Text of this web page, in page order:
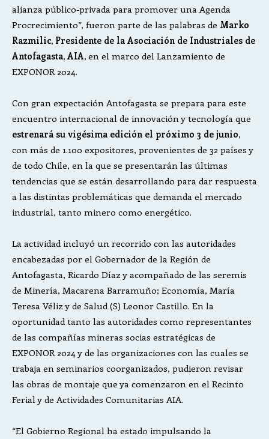
alianza público-privada para promover una Agenda
Procrecimiento”, fueron parte de las palabras de Marko
Razmilic, Presidente de la Asociación de Industriales de
Antofagasta, AIA, en el marco del Lanzamiento de
EXPONOR 2024.
Con gran expectación Antofagasta se prepara para este
encuentro internacional de innovación y tecnología que
estrenará su vigésima edición el próximo 3 de junio,
con más de 1.100 expositores, provenientes de 32 países y
de todo Chile, en la que se presentarán las últimas
tendencias que se están desarrollando para dar respuesta
a las distintas problemáticas que demanda el mercado
industrial, tanto minero como energético.
La actividad incluyó un recorrido con las autoridades
encabezadas por el Gobernador de la Región de
Antofagasta, Ricardo Díaz y acompañado de las seremis
de Minería, Macarena Barramuño; Economía, María
Teresa Véliz y de Salud (S) Leonor Castillo. En la
oportunidad tanto las autoridades como representantes
de las compañías mineras socias estratégicas de
EXPONOR 2024 y de las organizaciones con las cuales se
trabaja en seminarios coorganizados, pudieron revisar
las obras de montaje que ya comenzaron en el Recinto
Ferial y de Actividades Comunitarias AIA.
“El Gobierno Regional ha estado impulsando la